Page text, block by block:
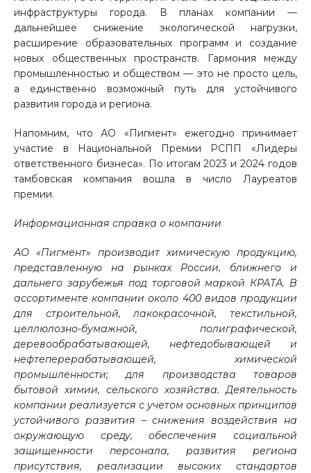
инфраструктуры города. В планах компании —
дальнейшее снижение экологической нагрузки,
расширение образовательных программ и создание
новых общественных пространств. Гармония между
промышленностью и обществом — это не просто цель,
а единственно возможный путь для устойчивого
развития города и региона.
Напомним, что АО «Пигмент» ежегодно принимает
участие в Национальной Премии РСПП «Лидеры
ответственного бизнеса». По итогам 2023 и 2024 годов
тамбовская компания вошла в число Лауреатов
премии.
Информационная справка о компании
АО «Пигмент» производит химическую продукцию,
представленную на рынках России, ближнего и
дальнего зарубежья под торговой маркой КРАТА. В
ассортименте компании около 400 видов продукции
для строительной, лакокрасочной, текстильной,
целлюлозно-бумажной, полиграфической,
деревообрабатывающей, нефтедобывающей и
нефтеперерабатывающей, химической
промышленности; для производства товаров
бытовой химии, сельского хозяйства. Деятельность
компании реализуется с учетом основных принципов
устойчивого развития – снижения воздействия на
окружающую среду, обеспечения социальной
защищенности персонала, развития региона
присутствия, реализации высоких стандартов